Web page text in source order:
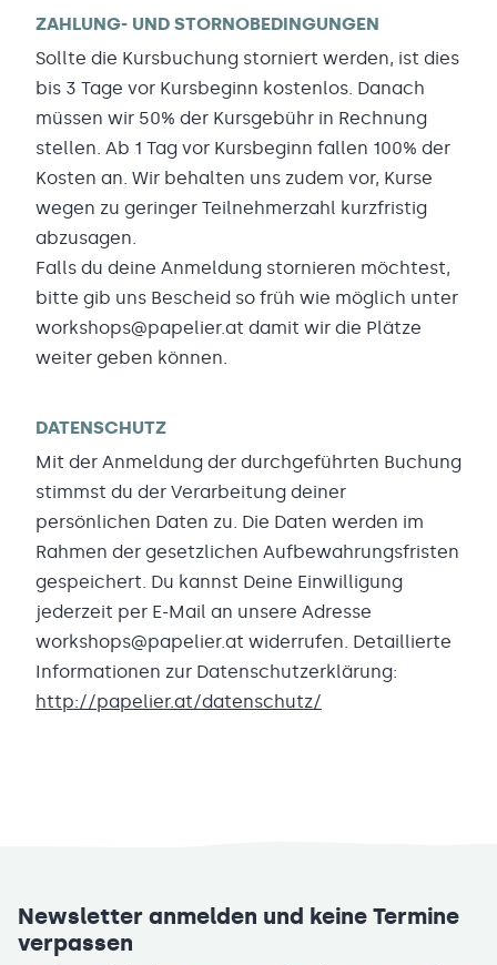
ZAHLUNG- UND STORNOBEDINGUNGEN
Sollte die Kursbuchung storniert werden, ist dies
bis 3 Tage vor Kursbeginn kostenlos. Danach
müssen wir 50% der Kursgebühr in Rechnung
stellen. Ab 1 Tag vor Kursbeginn fallen 100% der
Kosten an. Wir behalten uns zudem vor, Kurse
wegen zu geringer Teilnehmerzahl kurzfristig
abzusagen.
Falls du deine Anmeldung stornieren möchtest,
bitte gib uns Bescheid so früh wie möglich unter
workshops@papelier.at damit wir die Plätze
weiter geben können.
DATENSCHUTZ
Mit der Anmeldung der durchgeführten Buchung
stimmst du der Verarbeitung deiner
persönlichen Daten zu. Die Daten werden im
Rahmen der gesetzlichen Aufbewahrungsfristen
gespeichert. Du kannst Deine Einwilligung
jederzeit per E-Mail an unsere Adresse
workshops@papelier.at widerrufen. Detaillierte
Informationen zur Datenschutzerklärung:
http://papelier.at/datenschutz/
Newsletter anmelden und keine Termine
verpassen